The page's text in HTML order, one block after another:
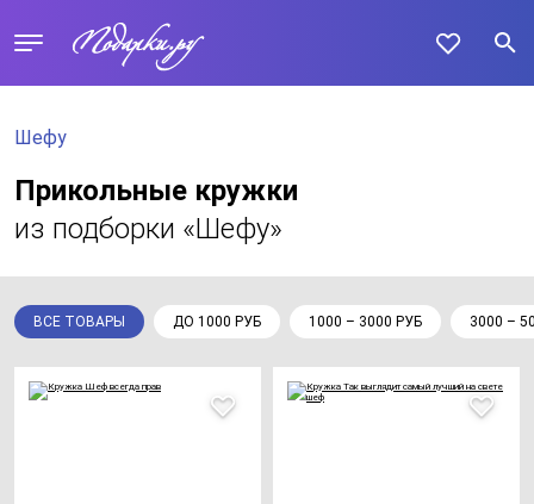
Шефу
Прикольные кружки
из подборки «Шефу»
ВСЕ ТОВАРЫ ДО 1000 РУБ 1000 – 3000 РУБ 3000 –